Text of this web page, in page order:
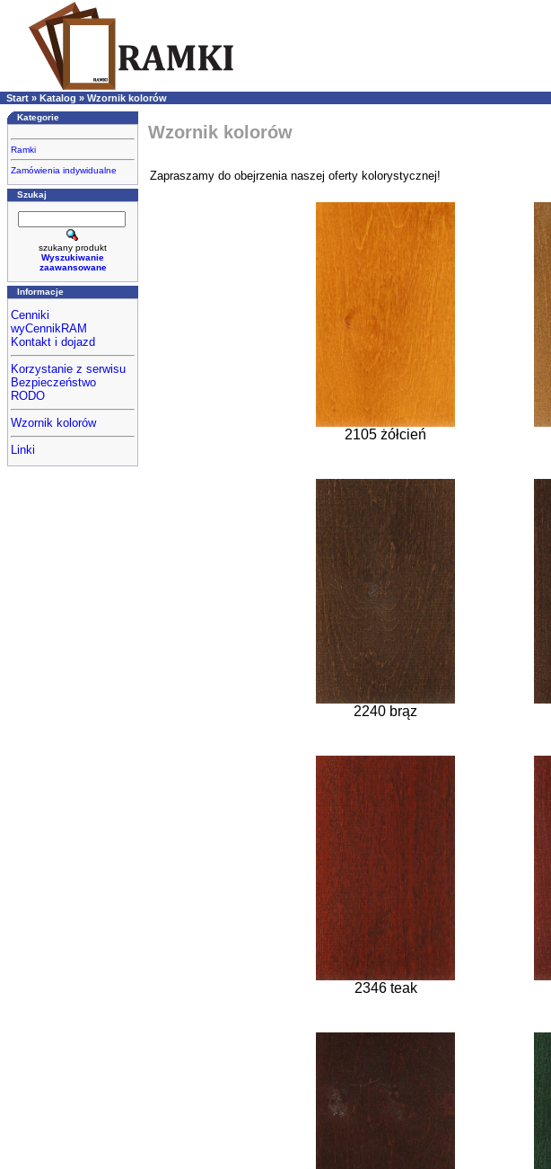
Start » Katalog » Wzornik kolorów
Kategorie
Ramki
Zamówienia indywidualne
Szukaj
szukany produkt
Wyszukiwanie
zaawansowane
Informacje
Cenniki
wyCennikRAM
Kontakt i dojazd
Korzystanie z serwisu
Bezpieczeństwo
RODO
Wzornik kolorów
Linki
Wzornik kolorów
Zapraszamy do obejrzenia naszej oferty kolorystycznej!
2105 żółcień
2240 brąz
2346 teak